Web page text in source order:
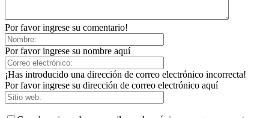
Por favor ingrese su comentario!
Por favor ingrese su nombre aquí
¡Has introducido una dirección de correo electrónico incorrecta!
Por favor ingrese su dirección de correo electrónico aquí